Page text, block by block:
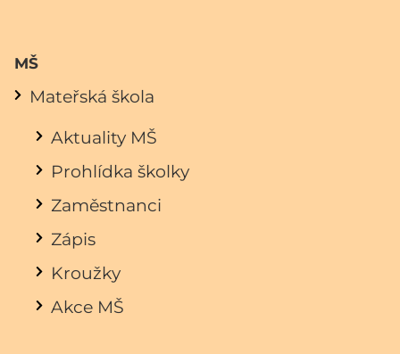
MŠ
Mateřská škola
Aktuality MŠ
Prohlídka školky
Zaměstnanci
Zápis
Kroužky
Akce MŠ